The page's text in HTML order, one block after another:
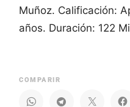
Muñoz. Calificación:
años. Duración: 122
COMPARIR